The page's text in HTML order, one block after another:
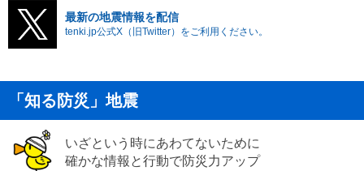
最新の地震情報を配信
tenki.jp公式X（旧Twitter）をご利用ください。
「知る防災」地震
いざという時にあわてないために
確かな情報と行動で防災力アップ